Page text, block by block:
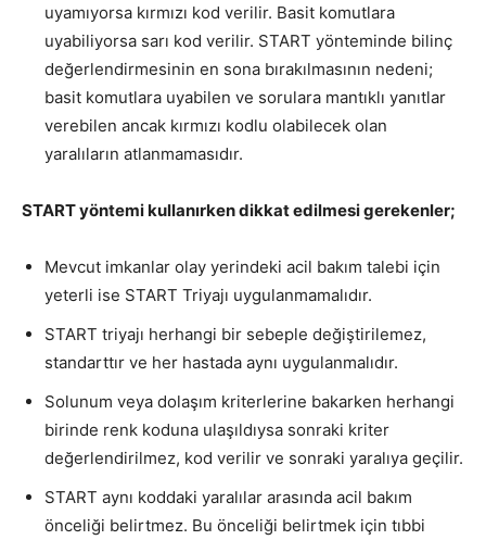
uyamıyorsa kırmızı kod verilir. Basit komutlara
uyabiliyorsa sarı kod verilir. START yönteminde bilinç
değerlendirmesinin en sona bırakılmasının nedeni;
basit komutlara uyabilen ve sorulara mantıklı yanıtlar
verebilen ancak kırmızı kodlu olabilecek olan
yaralıların atlanmamasıdır.
START yöntemi kullanırken dikkat edilmesi gerekenler;
Mevcut imkanlar olay yerindeki acil bakım talebi için
yeterli ise START Triyajı uygulanmamalıdır.
START triyajı herhangi bir sebeple değiştirilemez,
standarttır ve her hastada aynı uygulanmalıdır.
Solunum veya dolaşım kriterlerine bakarken herhangi
birinde renk koduna ulaşıldıysa sonraki kriter
değerlendirilmez, kod verilir ve sonraki yaralıya geçilir.
START aynı koddaki yaralılar arasında acil bakım
önceliği belirtmez. Bu önceliği belirtmek için tıbbi